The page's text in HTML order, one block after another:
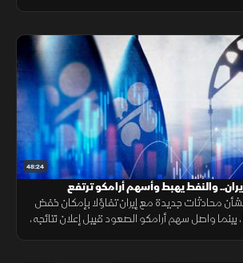
48:24
والنفط يهبط وأسهم أرامكو ترتفع
محادثات جديدة مع إيران تفاؤلا بإمكان خفض
بينما واصل سهم أرامكو الصعود قبيل إعلان نتائجه،